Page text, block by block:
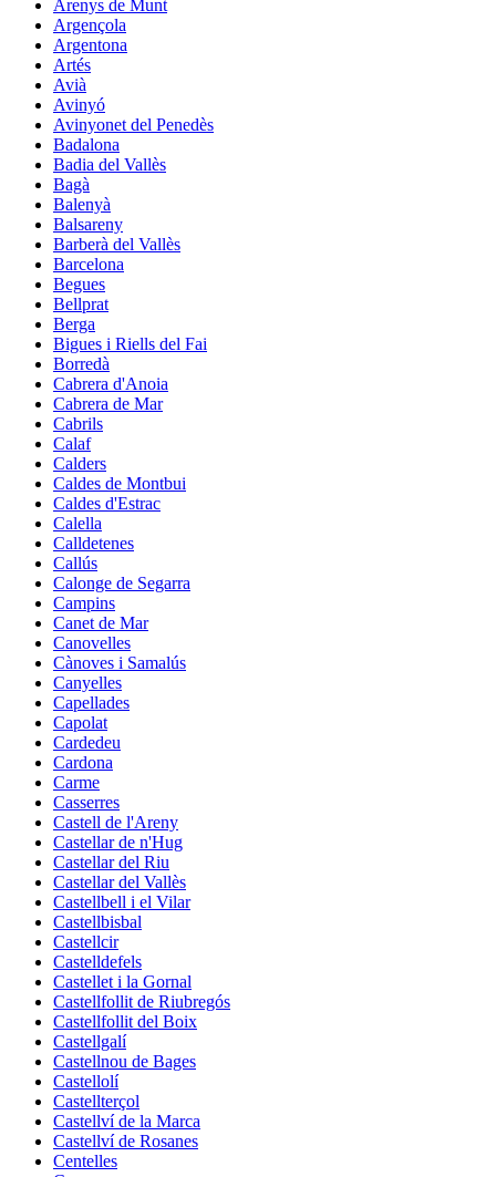
Arenys de Munt
Argençola
Argentona
Artés
Avià
Avinyó
Avinyonet del Penedès
Badalona
Badia del Vallès
Bagà
Balenyà
Balsareny
Barberà del Vallès
Barcelona
Begues
Bellprat
Berga
Bigues i Riells del Fai
Borredà
Cabrera d'Anoia
Cabrera de Mar
Cabrils
Calaf
Calders
Caldes de Montbui
Caldes d'Estrac
Calella
Calldetenes
Callús
Calonge de Segarra
Campins
Canet de Mar
Canovelles
Cànoves i Samalús
Canyelles
Capellades
Capolat
Cardedeu
Cardona
Carme
Casserres
Castell de l'Areny
Castellar de n'Hug
Castellar del Riu
Castellar del Vallès
Castellbell i el Vilar
Castellbisbal
Castellcir
Castelldefels
Castellet i la Gornal
Castellfollit de Riubregós
Castellfollit del Boix
Castellgalí
Castellnou de Bages
Castellolí
Castellterçol
Castellví de la Marca
Castellví de Rosanes
Centelles